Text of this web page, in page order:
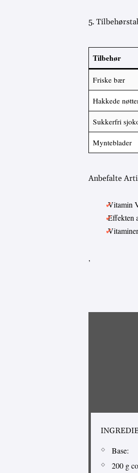
5.
Tilbehør
Friske bær
Hakkede
Sukkerfri
Mynteblader
Anbefalte
Vitamin
Effekten
,
Base:
200 g